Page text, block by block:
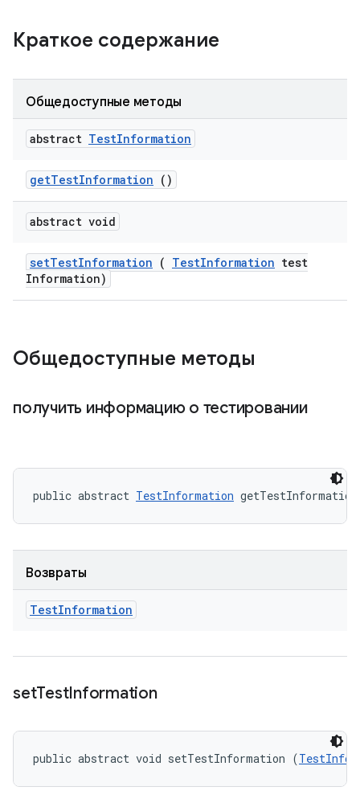
Краткое содержание
Общедоступные методы
abstract TestInformation
getTestInformation ()
abstract void
setTestInformation ( TestInformation test
Information)
Общедоступные методы
получить информацию о тестировании
public abstract TestInformation
Возвраты
TestInformation
setTestInformation
public abstract void setTestInformation (